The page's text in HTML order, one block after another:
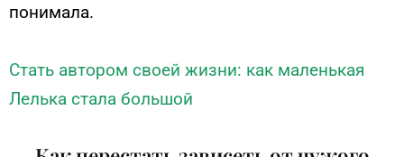
понимала.
Стать автором своей жизни: как маленькая
Лелька стала большой